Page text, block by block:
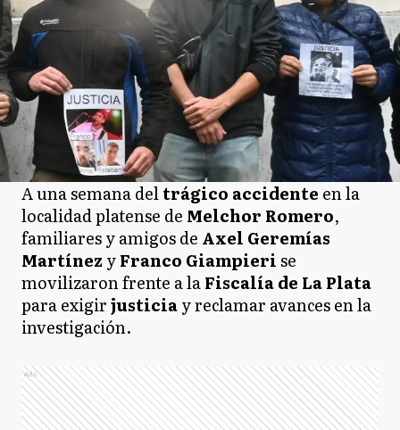
A una semana deltrágico accidente en la
localidad platense de Melchor Romero,
familiares y amigos de Axel Geremías
Martínez yFranco Giampierise
movilizaron frente a laFiscalía de La Plata
para exigirjusticiay reclamar avances en la
investigación.
Ads